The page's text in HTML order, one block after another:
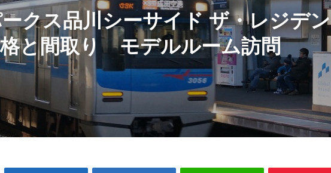
クス品川シーサイド ザ・レジデン
と間取り モデルルーム訪問